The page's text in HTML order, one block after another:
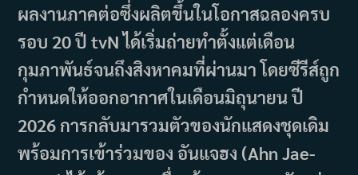
ผลงานภาคต่อซึ่งผลิตขึ้นในโอกาสฉลองครบ
รอบ 20 ปี tvN ได้เริ่มถ่ายทำตั้งแต่เดือน
กุมภาพันธ์จนถึงสิงหาคมที่ผ่านมา โดยซีรีส์ถูก
กำหนดให้ออกอากาศในเดือนมิถุนายน ปี
2026 การกลับมารวมตัวของนักแสดงชุดเดิม
พร้อมการเข้าร่วมของ อันแจฮง (Ahn Jae-